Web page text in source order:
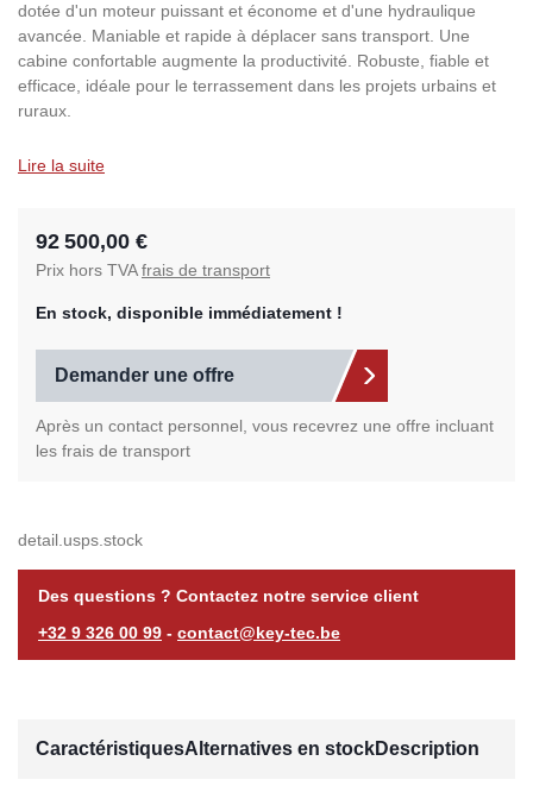
dotée d'un moteur puissant et économe et d'une hydraulique
avancée. Maniable et rapide à déplacer sans transport. Une
cabine confortable augmente la productivité. Robuste, fiable et
efficace, idéale pour le terrassement dans les projets urbains et
ruraux.
Lire la suite
92 500,00 €
Prix hors TVAfrais de transport
En stock, disponible immédiatement !
Demander une offre
Après un contact personnel, vous recevrez une offre incluant
les frais de transport
detail.usps.stock
Des questions ? Contactez notre service client
+32 9 326 00 99 - contact@key-tec.be
CaractéristiquesAlternatives en stockDescription